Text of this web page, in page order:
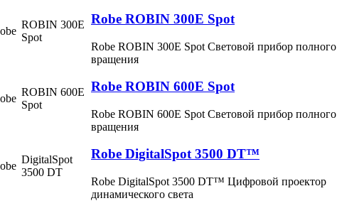
ROBIN 300E
Spot
Robe ROBIN 300E Spot
Robe ROBIN 300E Spot Световой прибор полного
вращения
ROBIN 600E
Spot
Robe ROBIN 600E Spot
Robe ROBIN 600E Spot Световой прибор полного
вращения
DigitalSpot
3500 DT
Robe DigitalSpot 3500 DT™
Robe DigitalSpot 3500 DT™ Цифровой проектор
динамического света